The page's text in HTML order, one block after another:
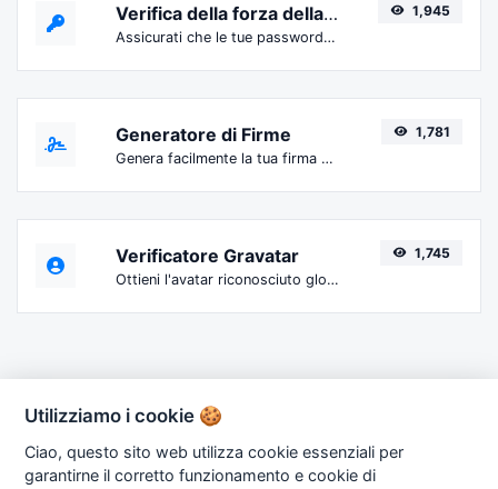
Verifica della forza della password
Assicurati che le tue password siano abbastanza sicure.
1,945
Generatore di Firme
Genera facilmente la tua firma personalizzata e scaricala con facilità.
1,781
Verificatore Gravatar
Ottieni l'avatar riconosciuto globalmente da gravatar.com per qualsiasi email.
1,745
Copyright © 2026 OneTools.it. Powered by
Utilizziamo i cookie 🍪
Ciao, questo sito web utilizza cookie essenziali per
garantirne il corretto funzionamento e cookie di